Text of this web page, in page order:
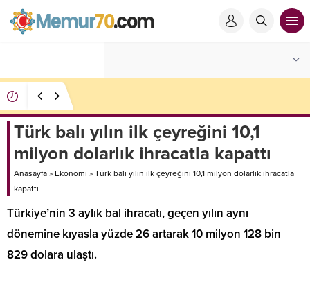
Türk balı yılın ilk çeyreğini 10,1
milyon dolarlık ihracatla kapattı
Anasayfa » Ekonomi » Türk balı yılın ilk çeyreğini 10,1 milyon dolarlık ihracatla
kapattı
Türkiye’nin 3 aylık bal ihracatı, geçen yılın aynı
dönemine kıyasla yüzde 26 artarak 10 milyon 128 bin
829 dolara ulaştı.